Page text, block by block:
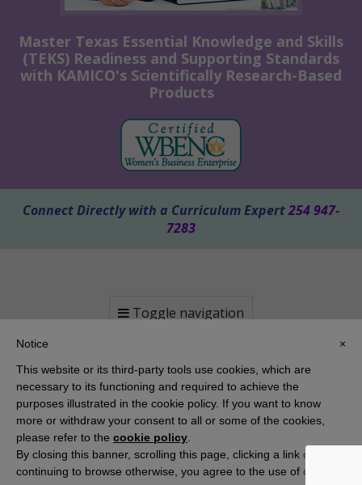
Master Texas Essential Knowledge and Skills
(TEKS) Readiness and Supporting Standards
with KAMICO's Scientifically Research-Based
Products
Connect Directly with a Curriculum Expert254 947-
7283
Toggle navigation
Copyright 2025 KAMICO® Instructional Media, Inc. | Website by
Pallasart Austin Web Design
×
Notice
This website or its third-party tools use cookies, which are
necessary to its functioning and required to achieve the
purposes illustrated in the cookie policy. If you want to know
more or withdraw your consent to all or some of the cookies,
please refer to the cookie policy
By closing this banner, scrolling this page, clicking a link or
continuing to browse otherwise, you agree to the use of cookies.